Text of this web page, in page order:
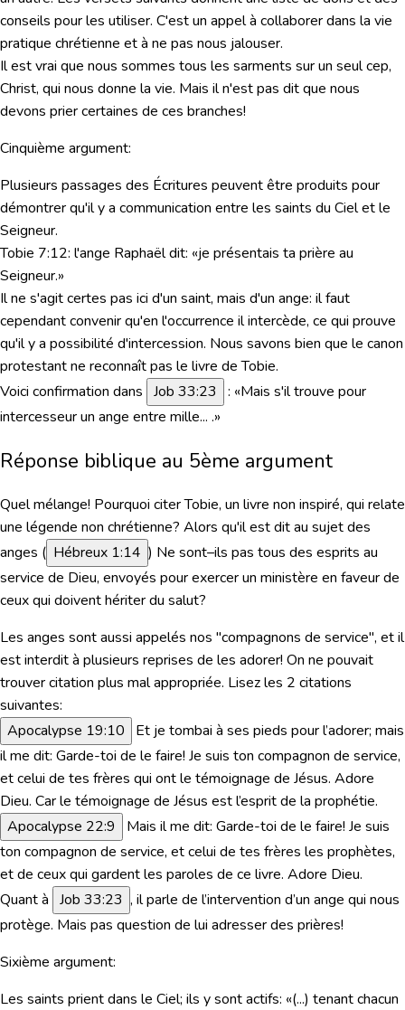
conseils pour les utiliser. C'est un appel à collaborer dans la vie
pratique chrétienne et à ne pas nous jalouser.
Il est vrai que nous sommes tous les sarments sur un seul cep,
Christ, qui nous donne la vie. Mais il n'estpas ditque nous
devons prier certaines de ces branches!
Cinquième argument:
Plusieurs passages des Écritures peuvent être produits pour
démontrer qu'il y a communication entre les saints du Ciel et le
Seigneur.
Tobie 7:12: l'ange Raphaël dit: «je présentais ta prière au
Seigneur.»
Il ne s'agit certes pas ici d'un saint, mais d'un ange: il faut
cependant convenir qu'en l'occurrence il intercède, ce qui prouve
qu'il y a possibilité d'intercession. Nous savons bien que le canon
protestant ne reconnaît pas le livre de Tobie.
Voici confirmation dans Job 33:23
: «Mais s'il trouve pour
intercesseur un ange entre mille... .»
Réponse biblique au 5ème argument
Quel mélange! Pourquoi citerTobie, un livre non inspiré, qui relate
une légende non chrétienne? Alors qu'il est dit au sujet des
anges ( Hébreux 1:14 ) Ne sont–ils pas tous des esprits au
service de Dieu, envoyés pour exercer un ministère en faveur de
ceux qui doivent hériter du salut?
Les anges sont aussi appelés nos "compagnons de service", et il
est interdit à plusieurs reprises de les adorer! On ne pouvait
trouver citation plus mal appropriée. Lisez les 2 citations
suivantes:
Apocalypse 19:10
Et je tombai à ses pieds pour l’adorer; mais
il me dit: Garde-toi de le faire! Je suis ton compagnon de service,
et celui de tes frères qui ont le témoignage de Jésus. Adore
Dieu. Car le témoignage de Jésus est l’esprit de la prophétie.
Apocalypse 22:9
Mais il me dit: Garde-toi de le faire! Je suis
ton compagnon de service, et celui de tes frères les prophètes,
et de ceux qui gardent les paroles de ce livre. Adore Dieu.
Quant à Job 33:23 , il parle de l’intervention d’un ange qui nous
protège. Mais pas question de lui adresser des prières!
Sixième argument:
Les saints prient dans le Ciel; ils y sont actifs: «(...) tenant chacun